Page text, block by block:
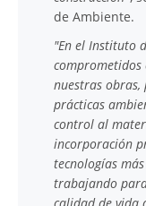
de Ambiente.
"En el Instituto
comprometidos
nuestras obras,
prácticas
control al
incorporación
tecnologías
trabajando